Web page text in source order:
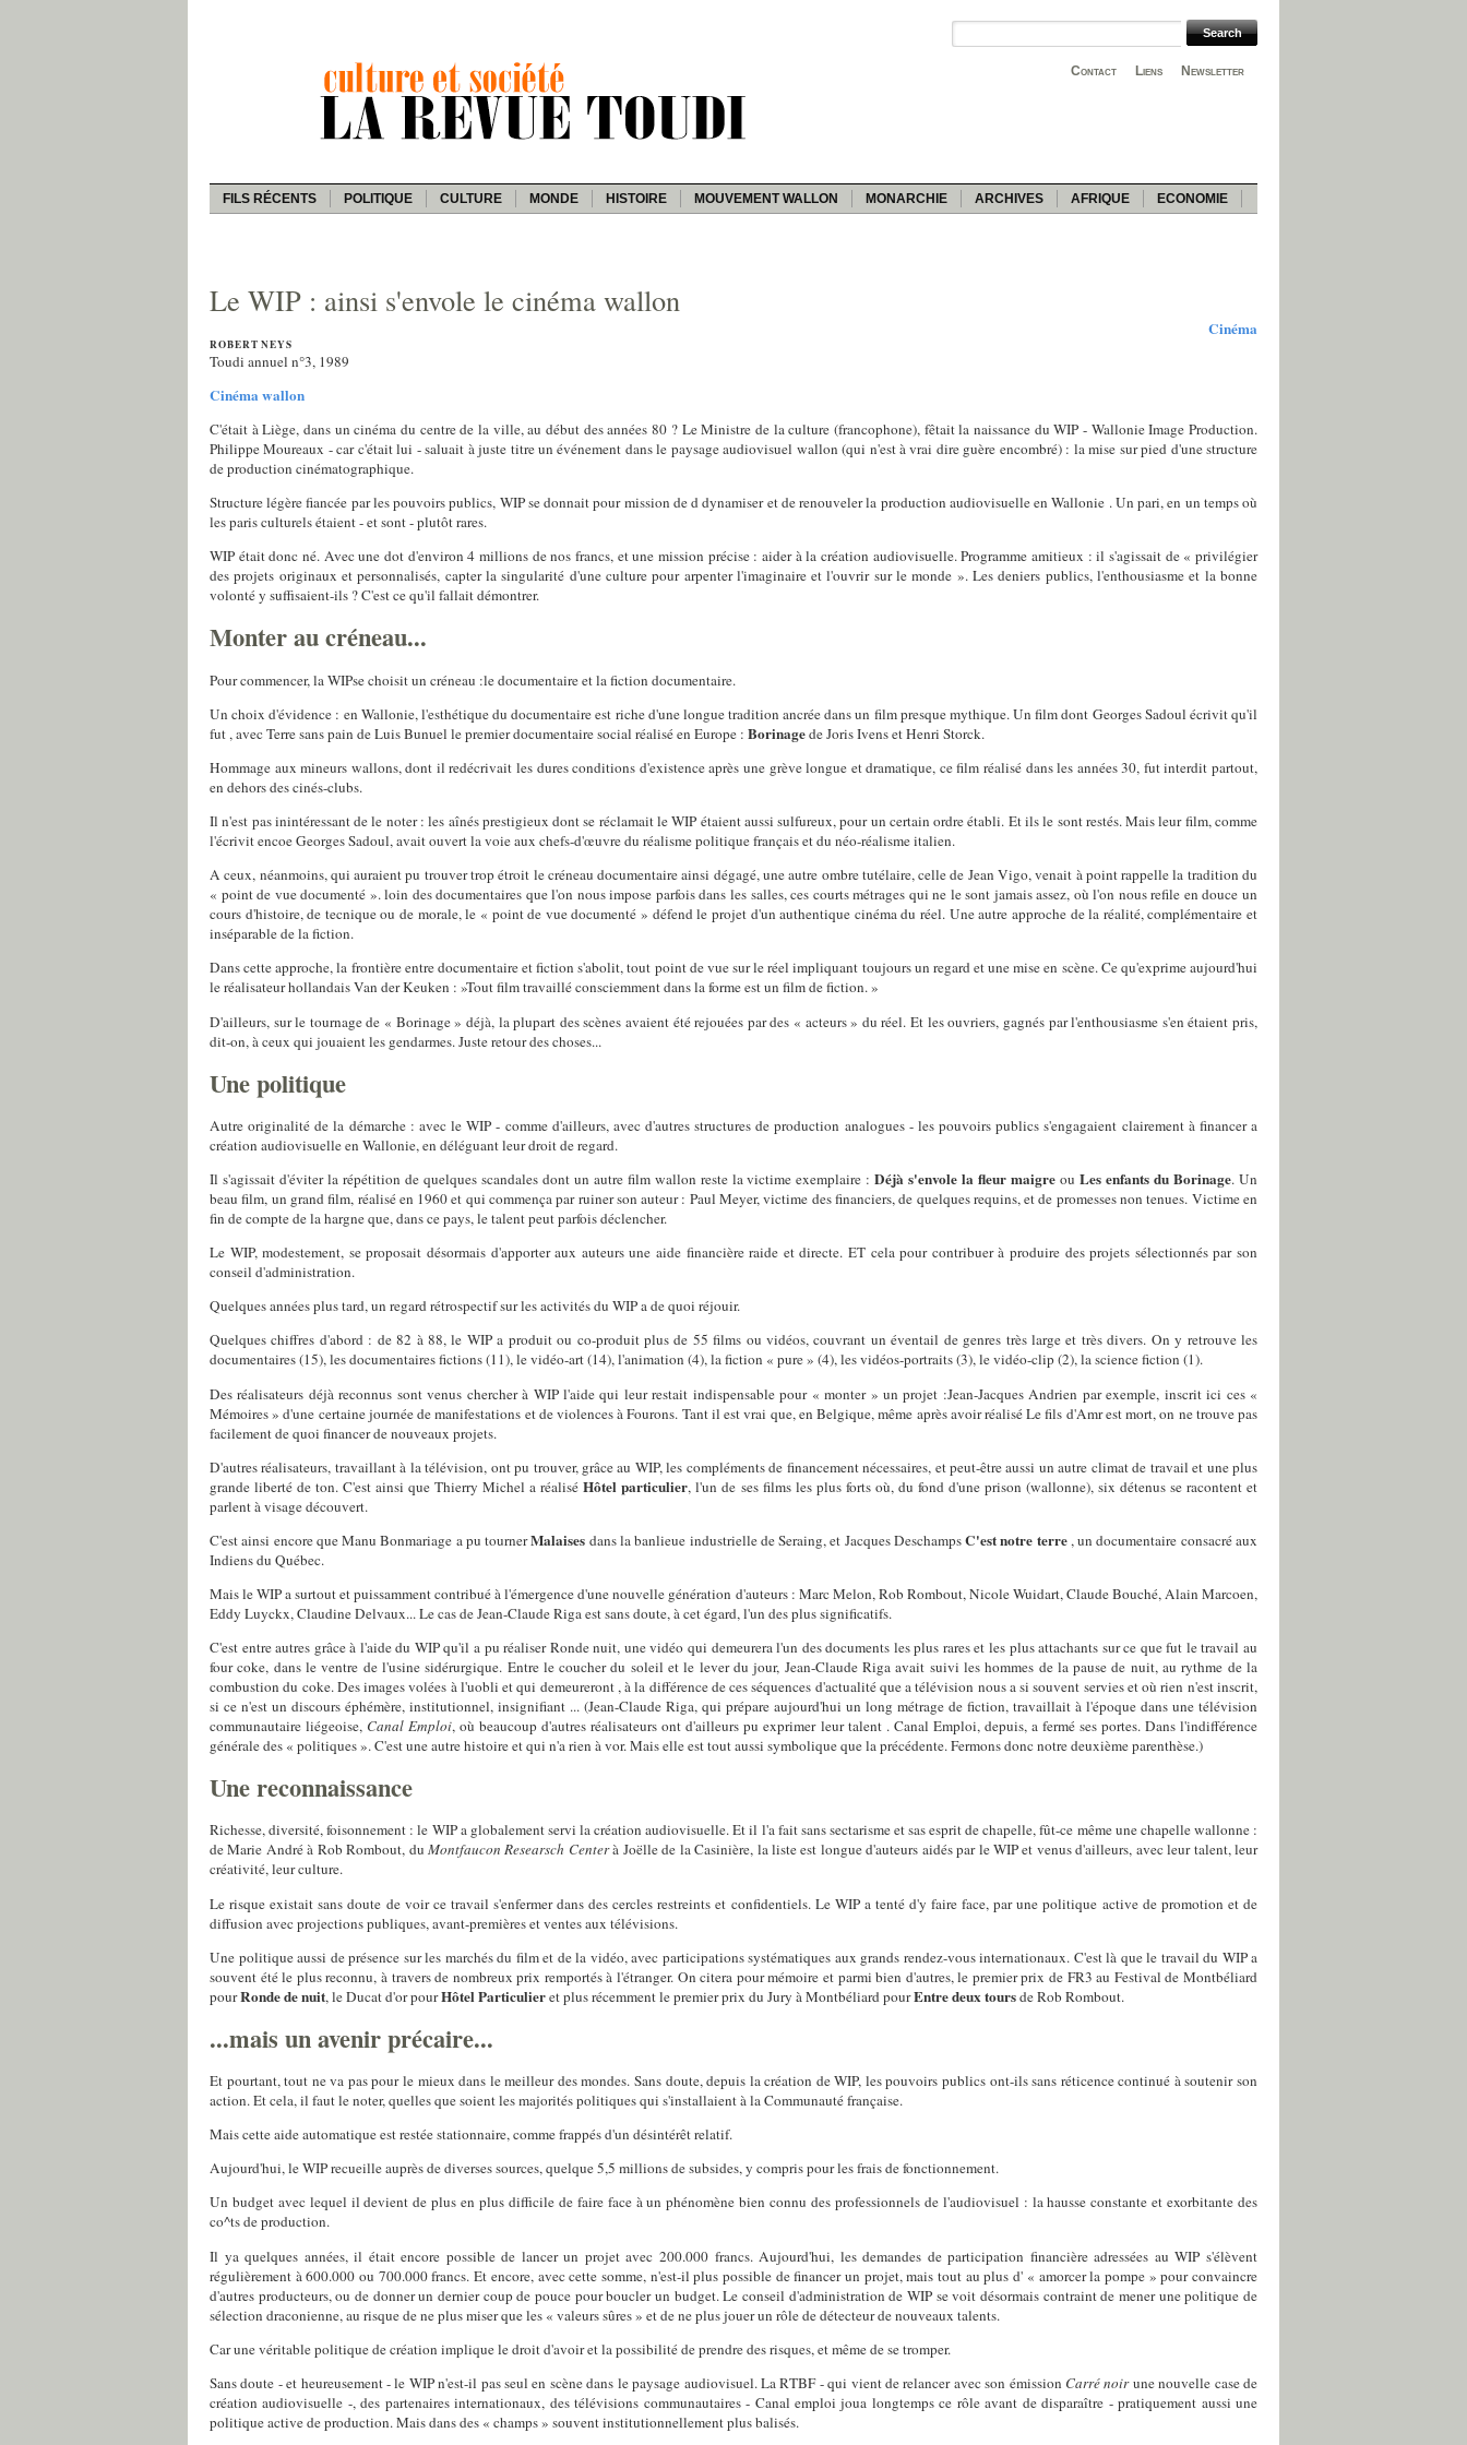
Newsletter
Liens
Contact
FILS RÉCENTS POLITIQUE CULTURE MONDE HISTOIRE MOUVEMENT WALLON MONARCHIE ARCHIVES AFRIQUE ECONOMIE
Le WIP : ainsi s'envole le cinéma wallon
Cinéma
ROBERT NEYS
Toudi annuel n°3, 1989
Cinéma wallon
C'était à Liège, dans un cinéma du centre de la ville, au début des années 80 ? Le Ministre de la culture (francophone), fêtait la naissance du WIP - Wallonie Image Production.
Philippe Moureaux - car c'était lui - saluait à juste titre un événement dans le paysage audiovisuel wallon (qui n'est à vrai dire guère encombré) : la mise sur pied d'une structure
de production cinématographique.
Structure légère fiancée par les pouvoirs publics, WIP se donnait pour mission de d dynamiser et de renouveler la production audiovisuelle en Wallonie . Un pari, en un temps où
les paris culturels étaient - et sont - plutôt rares.
WIP était donc né. Avec une dot d'environ 4 millions de nos francs, et une mission précise : aider à la création audiovisuelle. Programme amitieux : il s'agissait de « privilégier
des projets originaux et personnalisés, capter la singularité d'une culture pour arpenter l'imaginaire et l'ouvrir sur le monde ». Les deniers publics, l'enthousiasme et la bonne
volonté y suffisaient-ils ? C'est ce qu'il fallait démontrer.
Monter au créneau...
Pour commencer, la WIPse choisit un créneau :le documentaire et la fiction documentaire.
Un choix d'évidence : en Wallonie, l'esthétique du documentaire est riche d'une longue tradition ancrée dans un film presque mythique. Un film dont Georges Sadoul écrivit qu'il
fut , avec Terre sans pain de Luis Bunuel le premier documentaire social réalisé en Europe : Borinagede Joris Ivens et Henri Storck.
Hommage aux mineurs wallons, dont il redécrivait les dures conditions d'existence après une grève longue et dramatique, ce film réalisé dans les années 30, fut interdit partout,
en dehors des cinés-clubs.
Il n'est pas inintéressant de le noter : les aînés prestigieux dont se réclamait le WIP étaient aussi sulfureux, pour un certain ordre établi. Et ils le sont restés. Mais leur film, comme
l'écrivit encoe Georges Sadoul, avait ouvert la voie aux chefs-d'œuvre du réalisme politique français et du néo-réalisme italien.
A ceux, néanmoins, qui auraient pu trouver trop étroit le créneau documentaire ainsi dégagé, une autre ombre tutélaire, celle de Jean Vigo, venait à point rappelle la tradition du
« point de vue documenté ». loin des documentaires que l'on nous impose parfois dans les salles, ces courts métrages qui ne le sont jamais assez, où l'on nous refile en douce un
cours d'histoire, de tecnique ou de morale, le « point de vue documenté » défend le projet d'un authentique cinéma du réel. Une autre approche de la réalité, complémentaire et
inséparable de la fiction.
Dans cette approche, la frontière entre documentaire et fiction s'abolit, tout point de vue sur le réel impliquant toujours un regard et une mise en scène. Ce qu'exprime aujourd'hui
le réalisateur hollandais Van der Keuken : »Tout film travaillé consciemment dans la forme est un film de fiction. »
D'ailleurs, sur le tournage de « Borinage » déjà, la plupart des scènes avaient été rejouées par des « acteurs » du réel. Et les ouvriers, gagnés par l'enthousiasme s'en étaient pris,
dit-on, à ceux qui jouaient les gendarmes. Juste retour des choses...
Une politique
Autre originalité de la démarche : avec le WIP - comme d'ailleurs, avec d'autres structures de production analogues - les pouvoirs publics s'engagaient clairement à financer a
création audiovisuelle en Wallonie, en déléguant leur droit de regard.
Il s'agissait d'éviter la répétition de quelques scandales dont un autre film wallon reste la victime exemplaire :Déjà s'envole la fleur maigreouLes enfants du Borinage. Un
beau film, un grand film, réalisé en 1960 et qui commença par ruiner son auteur : Paul Meyer, victime des financiers, de quelques requins, et de promesses non tenues. Victime en
fin de compte de la hargne que, dans ce pays, le talent peut parfois déclencher.
Le WIP, modestement, se proposait désormais d'apporter aux auteurs une aide financière raide et directe. ET cela pour contribuer à produire des projets sélectionnés par son
conseil d'administration.
Quelques années plus tard, un regard rétrospectif sur les activités du WIP a de quoi réjouir.
Quelques chiffres d'abord : de 82 à 88, le WIP a produit ou co-produit plus de 55 films ou vidéos, couvrant un éventail de genres très large et très divers. On y retrouve les
documentaires (15), les documentaires fictions (11), le vidéo-art (14), l'animation (4), la fiction « pure » (4), les vidéos-portraits (3), le vidéo-clip (2), la science fiction (1).
Des réalisateurs déjà reconnus sont venus chercher à WIP l'aide qui leur restait indispensable pour « monter » un projet :Jean-Jacques Andrien par exemple, inscrit ici ces «
Mémoires » d'une certaine journée de manifestations et de violences à Fourons. Tant il est vrai que, en Belgique, même après avoir réalisé Le fils d'Amr est mort, on ne trouve pas
facilement de quoi financer de nouveaux projets.
D'autres réalisateurs, travaillant à la télévision, ont pu trouver, grâce au WIP, les compléments de financement nécessaires, et peut-être aussi un autre climat de travail et une plus
grande liberté de ton. C'est ainsi que Thierry Michel a réaliséHôtel particulier, l'un de ses films les plus forts où, du fond d'une prison (wallonne), six détenus se racontent et
parlent à visage découvert.
C'est ainsi encore que Manu Bonmariage a pu tournerMalaises dans la banlieue industrielle de Seraing, et Jacques DeschampsC'est notre terre, un documentaire consacré aux
Indiens du Québec.
Mais le WIP a surtout et puissamment contribué à l'émergence d'une nouvelle génération d'auteurs : Marc Melon, Rob Rombout, Nicole Wuidart, Claude Bouché, Alain Marcoen,
Eddy Luyckx, Claudine Delvaux... Le cas de Jean-Claude Riga est sans doute, à cet égard, l'un des plus significatifs.
C'est entre autres grâce à l'aide du WIP qu'il a pu réaliser Ronde nuit, une vidéo qui demeurera l'un des documents les plus rares et les plus attachants sur ce que fut le travail au
four coke, dans le ventre de l'usine sidérurgique. Entre le coucher du soleil et le lever du jour, Jean-Claude Riga avait suivi les hommes de la pause de nuit, au rythme de la
combustion du coke. Des images volées à l'uobli et qui demeureront , à la différence de ces séquences d'actualité que a télévision nous a si souvent servies et où rien n'est inscrit,
si ce n'est un discours éphémère, institutionnel, insignifiant ... (Jean-Claude Riga, qui prépare aujourd'hui un long métrage de fiction, travaillait à l'époque dans une télévision
communautaire liégeoise, Canal Emploi, où beaucoup d'autres réalisateurs ont d'ailleurs pu exprimer leur talent . Canal Emploi, depuis, a fermé ses portes. Dans l'indifférence
générale des « politiques ». C'est une autre histoire et qui n'a rien à vor. Mais elle est tout aussi symbolique que la précédente. Fermons donc notre deuxième parenthèse.)
Une reconnaissance
Richesse, diversité, foisonnement : le WIP a globalement servi la création audiovisuelle. Et il l'a fait sans sectarisme et sas esprit de chapelle, fût-ce même une chapelle wallonne :
de Marie André à Rob Rombout, duMontfaucon Researsch Centerà Joëlle de la Casinière, la liste est longue d'auteurs aidés par le WIP et venus d'ailleurs, avec leur talent, leur
créativité, leur culture.
Le risque existait sans doute de voir ce travail s'enfermer dans des cercles restreints et confidentiels. Le WIP a tenté d'y faire face, par une politique active de promotion et de
diffusion avec projections publiques, avant-premières et ventes aux télévisions.
Une politique aussi de présence sur les marchés du film et de la vidéo, avec participations systématiques aux grands rendez-vous internationaux. C'est là que le travail du WIP a
souvent été le plus reconnu, à travers de nombreux prix remportés à l'étranger. On citera pour mémoire et parmi bien d'autres, le premier prix de FR3 au Festival de Montbéliard
pourRonde de nuit, le Ducat d'or pourHôtel Particulieret plus récemment le premier prix du Jury à Montbéliard pourEntre deux toursde Rob Rombout.
...mais un avenir précaire...
Et pourtant, tout ne va pas pour le mieux dans le meilleur des mondes. Sans doute, depuis la création de WIP, les pouvoirs publics ont-ils sans réticence continué à soutenir son
action. Et cela, il faut le noter, quelles que soient les majorités politiques qui s'installaient à la Communauté française.
Mais cette aide automatique est restée stationnaire, comme frappés d'un désintérêt relatif.
Aujourd'hui, le WIP recueille auprès de diverses sources, quelque 5,5 millions de subsides, y compris pour les frais de fonctionnement.
Un budget avec lequel il devient de plus en plus difficile de faire face à un phénomène bien connu des professionnels de l'audiovisuel : la hausse constante et exorbitante des
co^ts de production.
Il ya quelques années, il était encore possible de lancer un projet avec 200.000 francs. Aujourd'hui, les demandes de participation financière adressées au WIP s'élèvent
régulièrement à 600.000 ou 700.000 francs. Et encore, avec cette somme, n'est-il plus possible de financer un projet, mais tout au plus d' « amorcer la pompe » pour convaincre
d'autres producteurs, ou de donner un dernier coup de pouce pour boucler un budget. Le conseil d'administration de WIP se voit désormais contraint de mener une politique de
sélection draconienne, au risque de ne plus miser que les « valeurs sûres » et de ne plus jouer un rôle de détecteur de nouveaux talents.
Car une véritable politique de création implique le droit d'avoir et la possibilité de prendre des risques, et même de se tromper.
Sans doute - et heureusement - le WIP n'est-il pas seul en scène dans le paysage audiovisuel. La RTBF - qui vient de relancer avec son émission Carré noirune nouvelle case de
création audiovisuelle -, des partenaires internationaux, des télévisions communautaires - Canal emploi joua longtemps ce rôle avant de disparaître - pratiquement aussi une
politique active de production. Mais dans des « champs » souvent institutionnellement plus balisés.